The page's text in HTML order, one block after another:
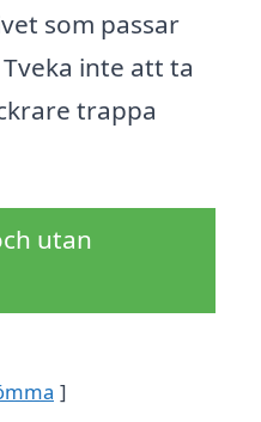
som passar
inte att ta
trappa
utan